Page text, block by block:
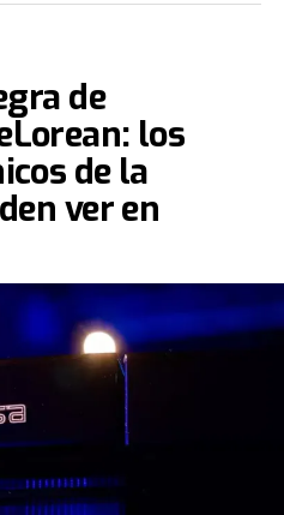
de
los
de la
ver en